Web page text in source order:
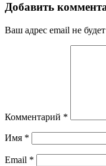
Добавить
Ваш адрес email не
Комментарий *
Имя *
Email *